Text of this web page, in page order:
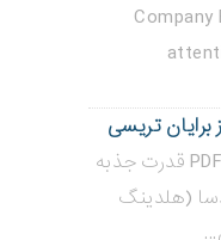
Company
کتاب صوتی و کتاب الکترونیکی PDF قدرت جذبه
(هلدینگ